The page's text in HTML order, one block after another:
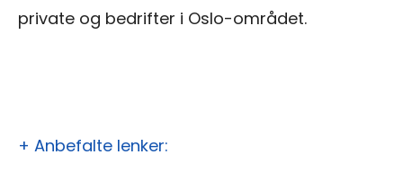
private og bedrifter i Oslo-området.
+ Anbefalte lenker: